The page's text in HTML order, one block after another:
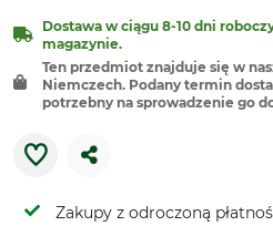
Dostawa w ciągu 8-10 dni
magazynie.
Ten przedmiot znajduje się w
Niemczech. Podany termin
potrzebny na sprowadzenie go
Zakupy z odroczoną